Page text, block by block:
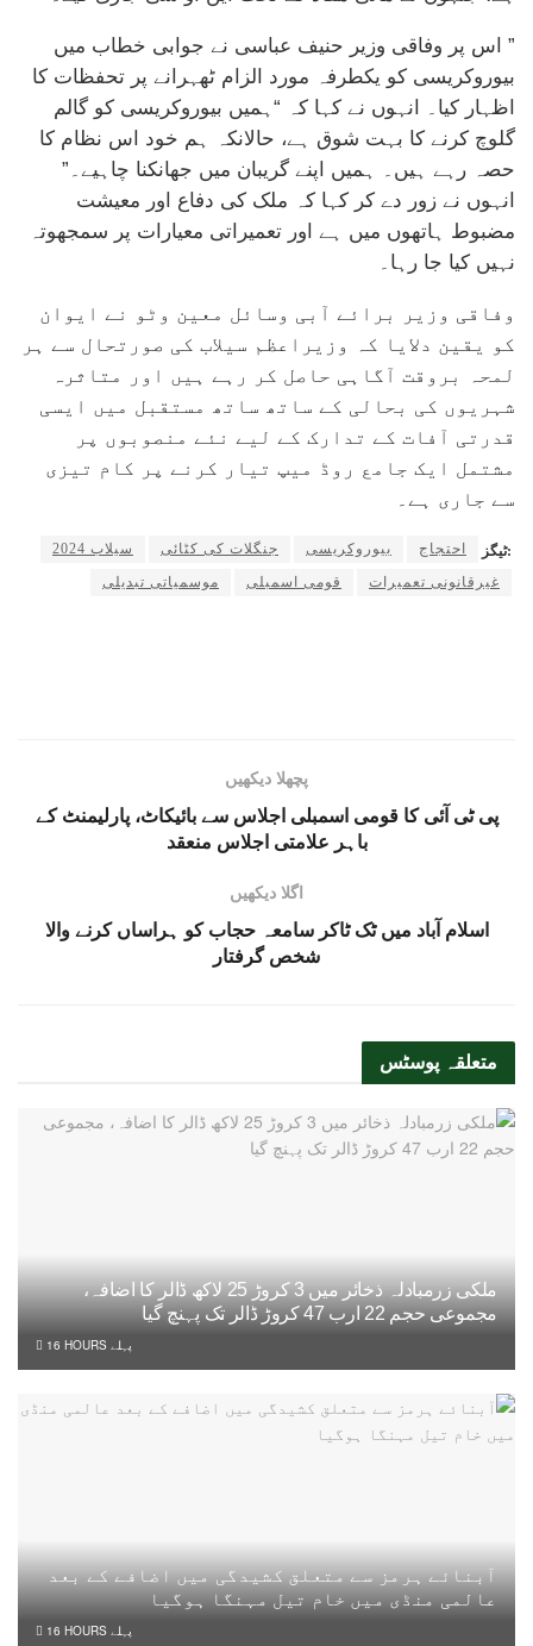
” اس پر وفاقی وزیر حنیف عباسی نے جوابی خطاب میں
بیوروکریسی کو یکطرفہ مورد الزام ٹھہرانے پر تحفظات کا
اظہار کیا۔ انہوں نے کہا کہ “ہمیں بیوروکریسی کو گالم
گلوچ کرنے کا بہت شوق ہے، حالانکہ ہم خود اس نظام کا
حصہ رہے ہیں۔ ہمیں اپنے گریبان میں جھانکنا چاہیے۔”
انہوں نے زور دے کر کہا کہ ملک کی دفاع اور معیشت
مضبوط ہاتھوں میں ہے اور تعمیراتی معیارات پر سمجھوتہ
نہیں کیا جا رہا۔
وفاقی وزیر برائے آبی وسائل معین وٹو نے ایوان
کو یقین دلایا کہ وزیراعظم سیلاب کی صورتحال سے ہر
لمحہ بروقت آگاہی حاصل کر رہے ہیں اور متاثرہ
شہریوں کی بحالی کے ساتھ ساتھ مستقبل میں ایسی
قدرتی آفات کے تدارک کے لیے نئے منصوبوں پر
مشتمل ایک جامع روڈ میپ تیار کرنے پر کام تیزی
سے جاری ہے۔
ٹیگز: احتجاج بیوروکریسی جنگلات کی کٹائی
سیلاب 2024
غیرقانونی تعمیرات
قومی اسمبلی موسمیاتی تبدیلی
پچھلا دیکھیں
پی ٹی آئی کا قومی اسمبلی اجلاس سے بائیکاٹ، پارلیمنٹ کے
باہر علامتی اجلاس منعقد
اگلا دیکھیں
اسلام آباد میں ٹک ٹاکر سامعہ حجاب کو ہراساں کرنے والا
شخص گرفتار
متعلقہ پوسٹس
ملکی زرمبادلہ ذخائر میں 3 کروڑ 25 لاکھ ڈالر کا اضافہ،
مجموعی حجم 22 ارب 47 کروڑ ڈالر تک پہنچ گیا
16 HOURS پہلے
آبنائے ہرمز سے متعلق کشیدگی میں اضافے کے بعد
عالمی منڈی میں خام تیل مہنگا ہوگیا
16 HOURS پہلے